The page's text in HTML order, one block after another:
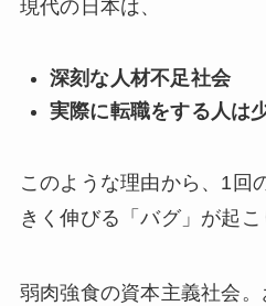
現代の日本は、
深刻な人材不足社会
実際に転職をする人は
このような理由から、1回
きく伸びる「バグ」が起こ
弱肉強食の資本主義社会